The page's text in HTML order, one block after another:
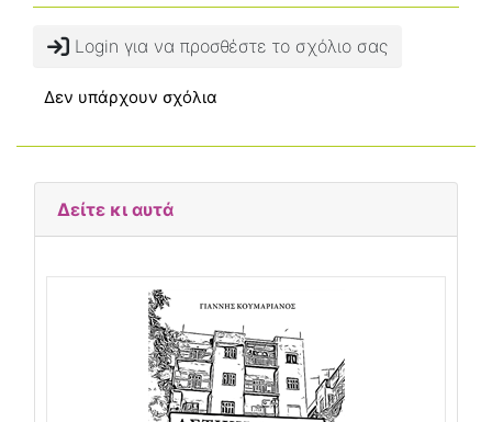
Login για να προσθέστε το σχόλιο σας
Δεν υπάρχουν σχόλια
Δείτε κι αυτά